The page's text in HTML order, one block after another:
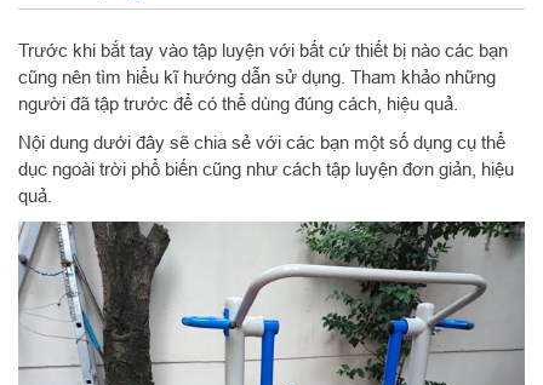
Trước khi bắt tay vào tập luyện với bất cứ thiết bị nào các bạn
cũng nên tìm hiểu kĩ hướng dẫn sử dụng. Tham khảo những
người đã tập trước để có thể dùng đúng cách, hiệu quả.
Nội dung dưới đây sẽ chia sẻ với các bạn một số dụng cụ thể
dục ngoài trời phổ biến cũng như cách tập luyện đơn giản, hiệu
quả.